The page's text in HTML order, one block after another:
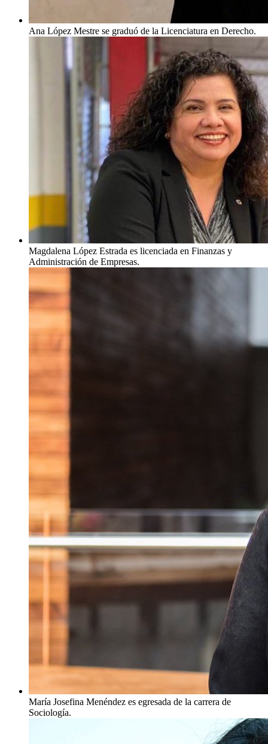
Ana López Mestre se graduó de la Licenciatura en Derecho.
Magdalena López Estrada es licenciada en Finanzas y
Administración de Empresas.
María Josefina Menéndez es egresada de la carrera de
Sociología.